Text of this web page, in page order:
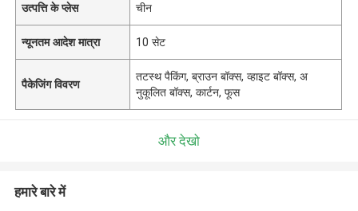
उत्पत्ति के प्लेस चीन
न्यूनतम आदेश मात्रा 10 सेट
पैकेजिंग विवरण
तटस्थ पैकिंग, ब्राउन बॉक्स, व्हाइट बॉक्स, अ
नुकूलित बॉक्स, कार्टन, फूस
और देखो
हमारे बारे में